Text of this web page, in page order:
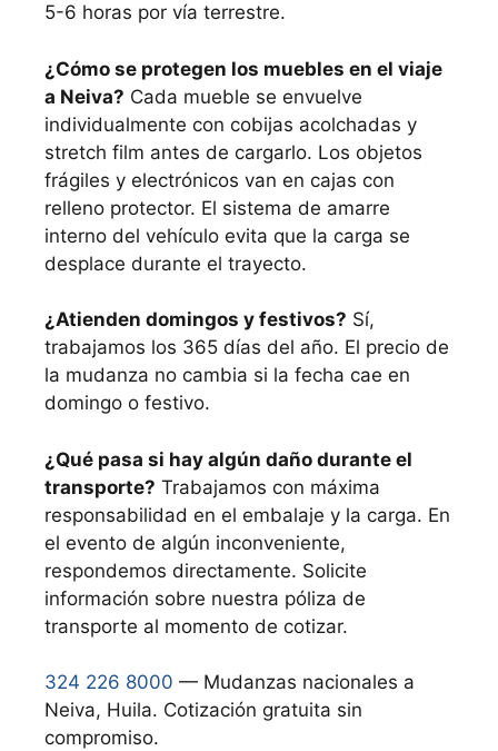
5-6 horas por vía terrestre.
¿Cómo se protegen los muebles en el viaje
a Neiva? Cada mueble se envuelve
individualmente con cobijas acolchadas y
stretch film antes de cargarlo. Los objetos
frágiles y electrónicos van en cajas con
relleno protector. El sistema de amarre
interno del vehículo evita que la carga se
desplace durante el trayecto.
¿Atienden domingos y festivos? Sí,
trabajamos los 365 días del año. El precio de
la mudanza no cambia si la fecha cae en
domingo o festivo.
¿Qué pasa si hay algún daño durante el
transporte? Trabajamos con máxima
responsabilidad en el embalaje y la carga. En
el evento de algún inconveniente,
respondemos directamente. Solicite
información sobre nuestra póliza de
transporte al momento de cotizar.
324 226 8000 — Mudanzas nacionales a
Neiva, Huila. Cotización gratuita sin
compromiso.